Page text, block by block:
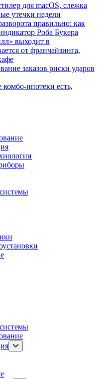
для macOS, слежка
утечки недели
правильно: как
Роба Букера
выходит в
от франчайзинга,
заказов риски ударов
ипотеки есть,
sub